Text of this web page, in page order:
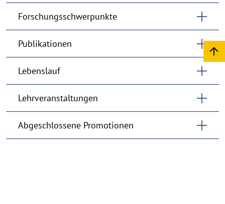
Forschungsschwerpunkte
Publikationen
Lebenslauf
Lehrveranstaltungen
Abgeschlossene Promotionen